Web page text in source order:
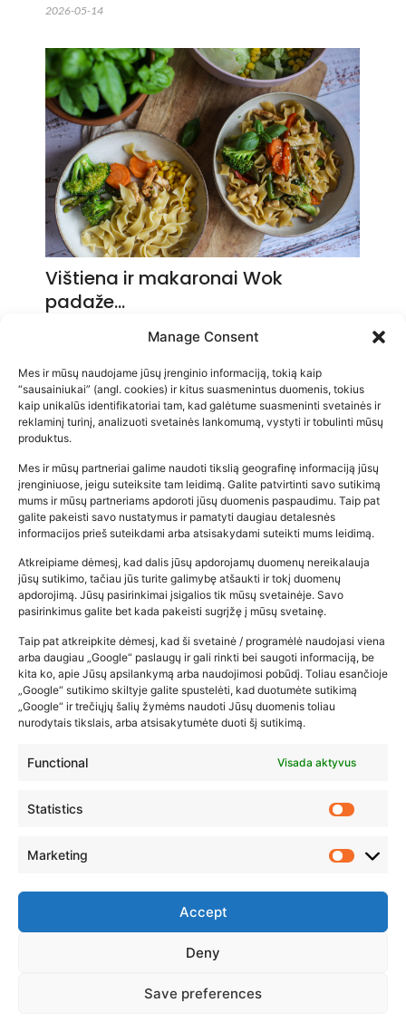
Manage Consent
Mes ir mūsų naudojame jūsų įrenginio informaciją, tokią kaip
“sausainiukai” (angl. cookies) ir kitus suasmenintus duomenis, tokius
kaip unikalūs identifikatoriai tam, kad galėtume suasmeninti svetainės ir
reklaminį turinį, analizuoti svetainės lankomumą, vystyti ir tobulinti mūsų
produktus.
Mes ir mūsų partneriai galime naudoti tikslią geografinę informaciją jūsų
įrenginiuose, jeigu suteiksite tam leidimą. Galite patvirtinti savo sutikimą
mums ir mūsų partneriams apdoroti jūsų duomenis paspaudimu. Taip pat
galite pakeisti savo nustatymus ir pamatyti daugiau detalesnės
informacijos prieš suteikdami arba atsisakydami suteikti mums leidimą.
Atkreipiame dėmesį, kad dalis jūsų apdorojamų duomenų nereikalauja
jūsų sutikimo, tačiau jūs turite galimybę atšaukti ir tokį duomenų
apdorojimą. Jūsų pasirinkimai įsigalios tik mūsų svetainėje. Savo
pasirinkimus galite bet kada pakeisti sugrįžę į mūsų svetainę.
Taip pat atkreipkite dėmesį, kad ši svetainė / programėlė naudojasi viena
arba daugiau „Google“ paslaugų ir gali rinkti bei saugoti informaciją, be
kita ko, apie Jūsų apsilankymą arba naudojimosi pobūdį. Toliau esančioje
„Google“ sutikimo skiltyje galite spustelėti, kad duotumėte sutikimą
„Google“ ir trečiųjų šalių žymėms naudoti Jūsų duomenis toliau
nurodytais tikslais, arba atsisakytumėte duoti šį sutikimą.
Functional Visada aktyvus
Statistics
Marketing
Accept
Deny
Save preferences
2026-05-14
Vištiena ir makaronai Wok
padaže…
Populiariausios parduotuvės
kūdikių tyrelės –…
2026-02-22
© 2023 ZUIKIO RECEPTAI VISOS TEISĖS SAUGOMOS